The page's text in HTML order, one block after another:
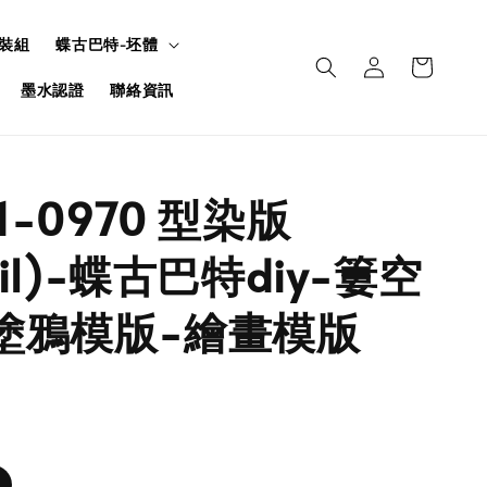
組
蝶古巴特-坯體
墨水認證 聯絡資訊
0970 型染版
蝶古巴特diy-簍空
鴉模版-繪畫模版